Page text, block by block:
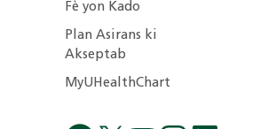
Fè yon Kado
Plan Asirans ki
Akseptab
MyUHealthChart